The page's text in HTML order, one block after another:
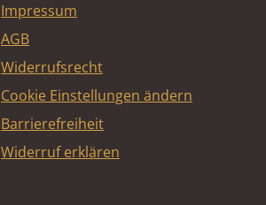
Impressum
AGB
Widerrufsrecht
Cookie Einstellungen ändern
Barrierefreiheit
Widerruf erklären